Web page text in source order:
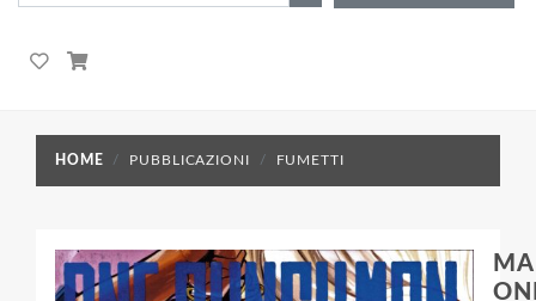
HOME PUBBLICAZIONI FUMETTI